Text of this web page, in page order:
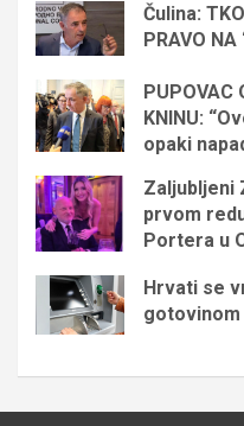
Čulina:
PRAVO NA
PUPOVAC
KNINU:
opaki
Zaljubljeni
prvom
Portera u
Hrvati se
gotovinom